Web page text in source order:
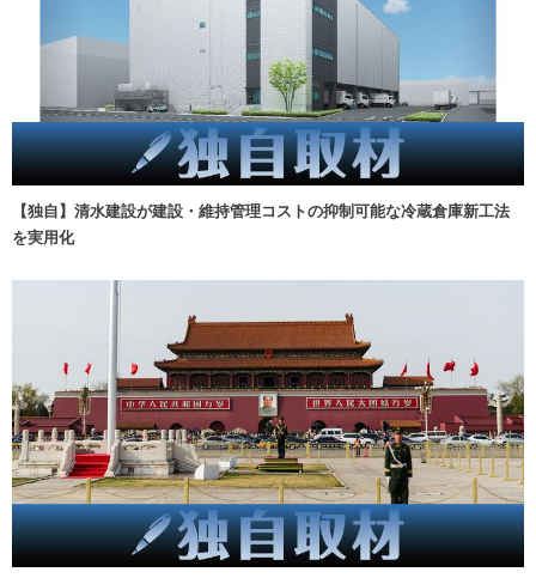
【独自】清水建設が建設・維持管理コストの抑制可能な冷蔵倉庫新工法
を実用化